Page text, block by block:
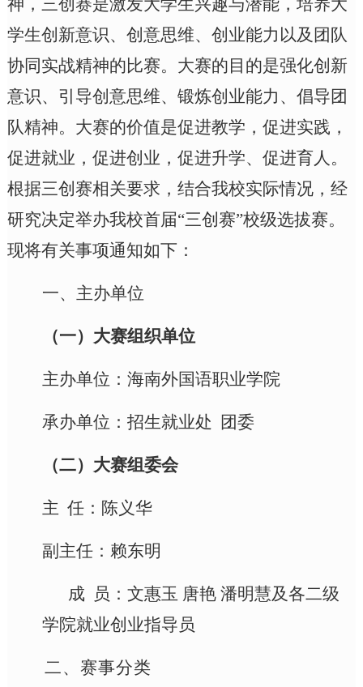
学生创新意识、创意思维、创业能力以及团队
协同实战精神的比赛。大赛的目的是强化创新
意识、引导创意思维、锻炼创业能力、倡导团
队精神。大赛的价值是促进教学，促进实践，
促进就业，促进创业，促进升学、促进育人。
根据三创赛相关要求，结合我校实际情况，经
研究决定举办我校首届“三创赛”校级选拔赛。
现将有关事项通知如下：
一、 主办单位
（一） 大赛组织单位
主办单位： 海南外国语职业学院
承办单位： 招生就业处 团委
（二） 大赛组委会
主 任：陈义华
副主任： 赖东明
成 员： 文惠玉 唐艳 潘明慧及各二级
学院就业创业指导员
二、 赛事分类